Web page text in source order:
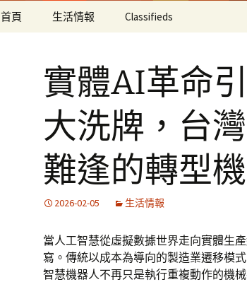
首頁 生活情報 Classifieds
實體AI革命
大洗牌，台
難逢的轉型
2026-02-05 生活情報
當人工智慧從虛擬數據世界走向實體生
寫。傳統以成本為導向的製造業遷移模
智慧機器人不再只是執行重複動作的機